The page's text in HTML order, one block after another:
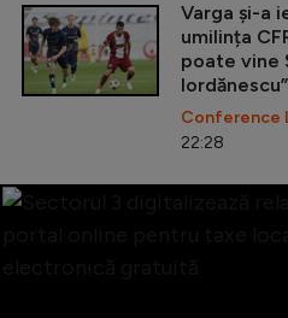
Varga și-a
umilința
poate vine
Iordănescu”
Conference
22:28